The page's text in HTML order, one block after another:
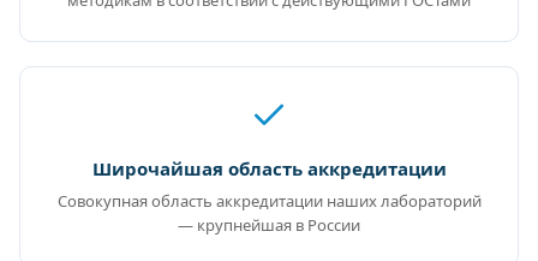
Широчайшая область аккредитации
Совокупная область аккредитации наших лабораторий
— крупнейшая в России